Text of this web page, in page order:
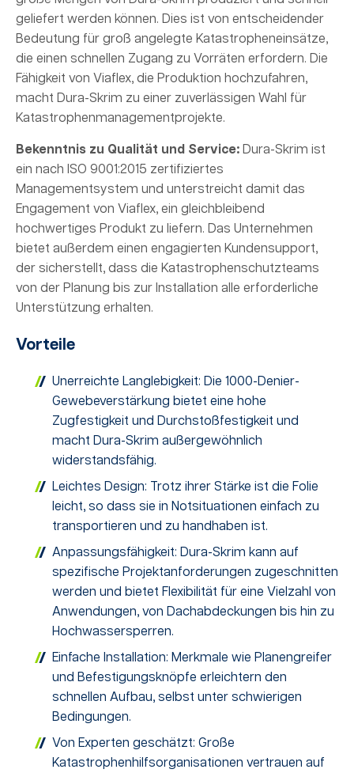
geliefert werden können. Dies ist von entscheidender
Bedeutung für groß angelegte Katastropheneinsätze,
die einen schnellen Zugang zu Vorräten erfordern. Die
Fähigkeit von Viaflex, die Produktion hochzufahren,
macht Dura-Skrim zu einer zuverlässigen Wahl für
Katastrophenmanagementprojekte.
Bekenntnis zu Qualität und Service: Dura-Skrim ist
ein nach ISO 9001:2015 zertifiziertes
Managementsystem und unterstreicht damit das
Engagement von Viaflex, ein gleichbleibend
hochwertiges Produkt zu liefern. Das Unternehmen
bietet außerdem einen engagierten Kundensupport,
der sicherstellt, dass die Katastrophenschutzteams
von der Planung bis zur Installation alle erforderliche
Unterstützung erhalten.
Vorteile
Unerreichte Langlebigkeit: Die 1000-Denier-
Gewebeverstärkung bietet eine hohe
Zugfestigkeit und Durchstoßfestigkeit und
macht Dura-Skrim außergewöhnlich
widerstandsfähig.
Leichtes Design: Trotz ihrer Stärke ist die Folie
leicht, so dass sie in Notsituationen einfach zu
transportieren und zu handhaben ist.
Anpassungsfähigkeit: Dura-Skrim kann auf
spezifische Projektanforderungen zugeschnitten
werden und bietet Flexibilität für eine Vielzahl von
Anwendungen, von Dachabdeckungen bis hin zu
Hochwassersperren.
Einfache Installation: Merkmale wie Planengreifer
und Befestigungsknöpfe erleichtern den
schnellen Aufbau, selbst unter schwierigen
Bedingungen.
Von Experten geschätzt: Große
Katastrophenhilfsorganisationen vertrauen auf